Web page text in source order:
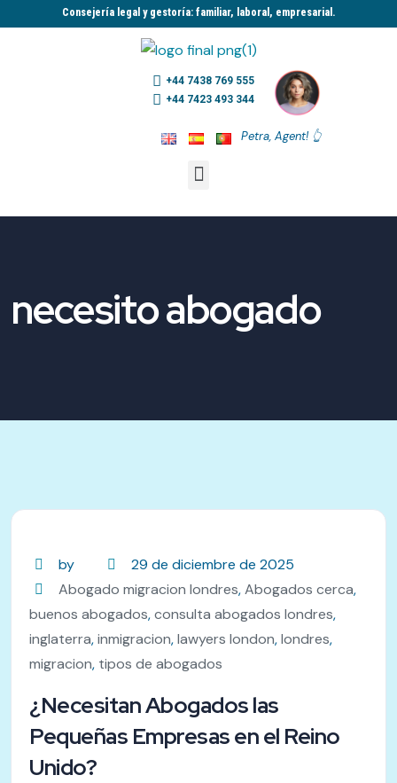
Consejería legal y gestoría: familiar, laboral, empresarial.​
+44 7438 769 555
+44 7423 493 344
Petra, Agent! 👆
necesito abogado
by
29 de diciembre de 2025
Abogado migracion londres,Abogados cerca,
buenos abogados,consulta abogados londres,
inglaterra,inmigracion,lawyers london,londres,
migracion, tipos de abogados
¿Necesitan Abogados las
Pequeñas Empresas en el Reino
Unido?